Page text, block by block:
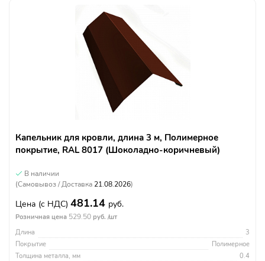
Капельник для кровли, длина 3 м, Полимерное
покрытие, RAL 8017 (Шоколадно-коричневый)
В наличии
(Самовывоз / Доставка 21.08.2026)
Цена (с НДС) 481.14 руб.
Розничная цена 529.50 руб. /шт
Длина
3
Покрытие
Полимерное
Толщина металла, мм
0.4